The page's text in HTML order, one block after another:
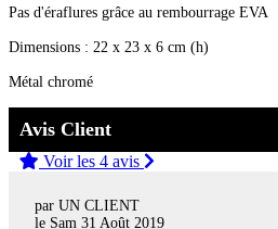
Pas d'éraflures grâce au rembourrage EVA
Dimensions : 22 x 23 x 6 cm (h)
Métal chromé
Avis Client
Voir les 4 avis
par UN CLIENT
le Sam 31 Août 2019